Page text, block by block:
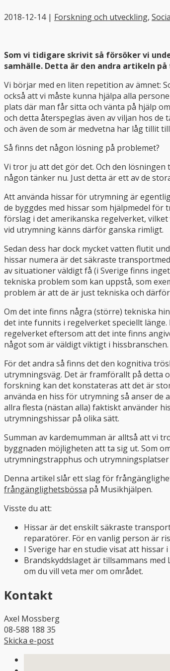
2018-12-14| Forskning och utveckling,
Som vi tidigare skrivit så försöker vi
samhälle. Detta är den andra artikeln
Vi börjar med en liten repetition av ämnet:
också att vi måste kunna hjälpa alla
plats där man får sitta och vänta på hjälp
och detta återspeglas även av viljan hos
och även de som är medvetna har låg tillit
Så finns det någon lösning på problemet?
Vi tror ju att det gör det. Och den lösningen
någon tänker nu. Just detta är ett av de
Att använda hissar för utrymning är
de byggdes med hissar som hjälpmedel
förslag i det amerikanska regelverket,
vid utrymning känns därför ganska rimligt.
Sedan dess har dock mycket vatten flutit
hissar numera är det säkraste
av situationer väldigt få (i Sverige finns
tekniska problem som kan uppstå, som
problem är att de är just tekniska och
Om det inte finns några (större) tekniska
det inte funnits i regelverket speciellt
regelverket eftersom att det inte finns
något som är väldigt viktigt i hissbranschen.
För det andra så finns det den kognitiva
utrymningsväg. Det är framförallt på detta
forskning kan det konstateras att det är
använda en hiss för utrymning så anser de
allra flesta (nästan alla) faktiskt använder
utrymningshissar på olika sätt.
Summan av kardemumman är alltså att vi
byggnaden möjligheten att ta sig ut. Som
utrymningstrapphus och utrymningsplatser
Denna artikel slår ett slag för
frångänglighetsbössa på Musikhjälpen.
Visste du att:
Hissar är det enskilt säkraste
reparatörer. För en vanlig person är
I Sverige har en studie visat att
Brandskyddslaget är tillsammans
om du vill veta mer om området.
Kontakt
Axel Mossberg
08-588 188 35
Skicka e-post